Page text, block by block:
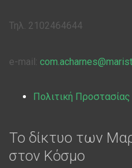
g
i
Τηλ. 2102464644
e-mail:
Πολιτική
Το δίκτυο των
στον Κόσμο